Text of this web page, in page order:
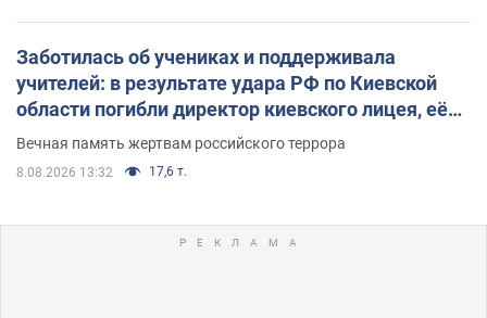
Заботилась об учениках и поддерживала
учителей: в результате удара РФ по Киевской
области погибли директор киевского лицея, её
муж и внук
Вечная память жертвам российского террора
8.08.2026 13:32 17,6 т.